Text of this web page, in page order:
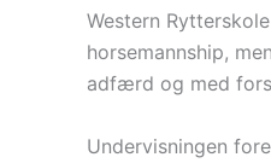
Western
horsemannship,
adfærd og med
Undervisningen